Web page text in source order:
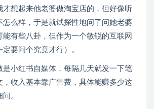
才想起来他老婆做淘宝店的，但好像听
怎么样，于是就试探性地问了问她老婆
能有些八卦，但作为一个敏锐的互联网
要问个究竟才行）。
是小红书自媒体，每隔几天就发一下笔
，收入基本靠广告费，具体能赚多少这
。